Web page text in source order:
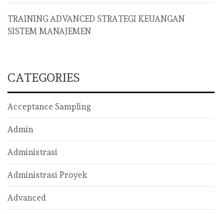
TRAINING ADVANCED STRATEGI KEUANGAN
SISTEM MANAJEMEN
CATEGORIES
Acceptance Sampling
Admin
Administrasi
Administrasi Proyek
Advanced